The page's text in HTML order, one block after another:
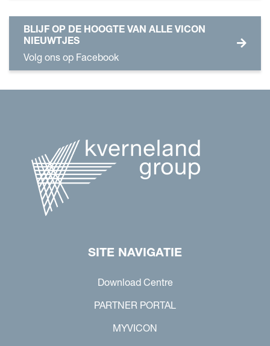
BLIJF OP DE HOOGTE VAN ALLE VICON
NIEUWTJES
Volg ons op Facebook
SITE NAVIGATIE
Download Centre
PARTNER PORTAL
MYVICON